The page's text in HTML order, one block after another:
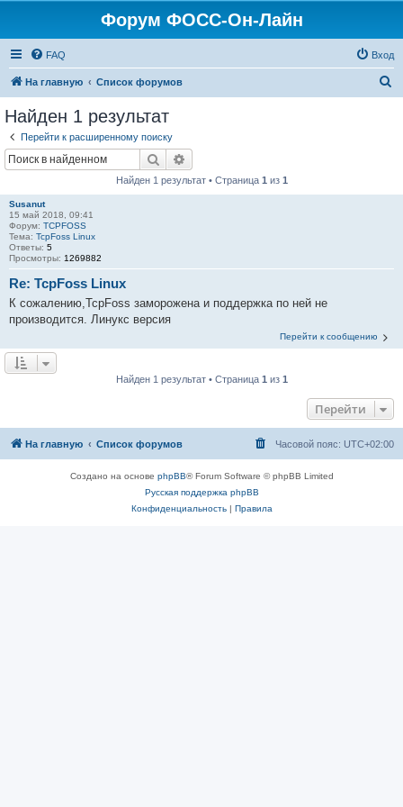
Форум ФОСС-Он-Лайн
FAQ Вход
На главную Список форумов
Найден 1 результат
Перейти к расширенному поиску
Поиск
Найден 1 результат • Страница 1 из 1
Susanut
15 май 2018, 09:41
Форум: TCPFOSS
Тема: TcpFoss Linux
Ответы: 5
Просмотры: 1269882
Re: TcpFoss Linux
К сожалению,TcpFoss заморожена и поддержка по ней не
производится. Линукс версия
Перейти к сообщению
Найден 1 результат • Страница 1 из 1
Перейти
На главную Список форумов Часовой пояс: UTC+02:00
Создано на основе phpBB® Forum Software © phpBB Limited
Русская поддержка phpBB
Конфиденциальность| Правила